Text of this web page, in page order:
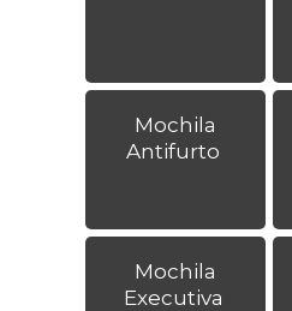
Mochila
Antifurto
Mochila
Executiva